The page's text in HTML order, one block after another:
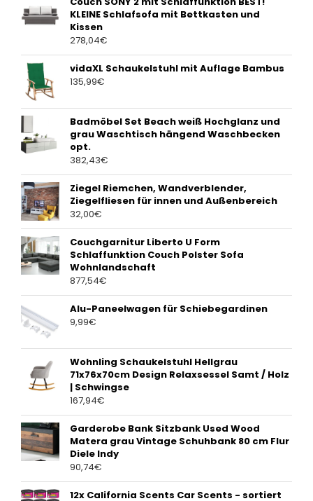
KLEINE Schlafsofa mit Bettkasten und
Kissen
278,04€
vidaXL Schaukelstuhl mit Auflage Bambus
135,99€
Badmöbel Set Beach weiß Hochglanz und
grau Waschtisch hängend Waschbecken
opt.
382,43€
Ziegel Riemchen, Wandverblender,
Ziegelfliesen für innen und Außenbereich
32,00€
Couchgarnitur Liberto U Form
Schlaffunktion Couch Polster Sofa
Wohnlandschaft
877,54€
Alu-Paneelwagen für Schiebegardinen
9,99€
Wohnling Schaukelstuhl Hellgrau
71x76x70cm Design Relaxsessel Samt / Holz
| Schwingse
167,94€
Garderobe Bank Sitzbank Used Wood
Matera grau Vintage Schuhbank 80 cm Flur
Diele Indy
90,74€
12x California Scents Car Scents - sortiert